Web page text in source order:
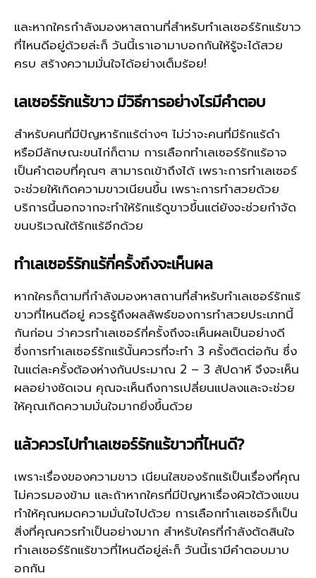
และหากใครกำลังมองหาสถานที่สำหรับทำเลเซอร์รักแร้ขาว
ที่ไหนดีอยู่ด้วยล่ะก็ วันนี้เราเอามาบอกกันให้รู้จะได้สวย
ครบ สร้างความมั่นใจได้อย่างเต็มร้อย!
เลเซอร์รักแร้ขาว มีวิธีการอย่างไรมีคำตอบ
สำหรับคนที่มีปัญหารักแร้ต่างๆ ไม่ว่าจะคนที่มีรักแร้ดำ
หรือมีลักษณะขนไก่ก็ตาม การเลือกทำเลเซอร์รักแร้อาจ
เป็นคำตอบที่คุณๆ สามารถเข้าถึงได้ เพราะการทำเลเซอร์
จะช่วยให้เกิดความขาวเนียนขึ้น เพราะการทำสวยด้วย
บริการนี้นอกจากจะทำให้รักแร้ดูขาวขึ้นแต่ยังจะช่วยกำจัด
ขนบริเวณใต้รักแร้อีกด้วย
ทำเลเซอร์รักแร้กี่ครั้งถึงจะเห็นผล
หากใครก็ตามที่กำลังมองหาสถานที่สำหรับทำเลเซอร์รักแร้
ขาวที่ไหนดีอยู่ ควรรู้ถึงผลลัพธ์ของการทำสวยประเภทนี้
กันก่อน ว่าควรทำเลเซอร์กี่ครั้งถึงจะเห็นผลเป็นอย่างดี
ซึ่งการทำเลเซอร์รักแร้นั้นควรที่จะทำ 3 ครั้งติดต่อกัน ซึ่ง
ในแต่ละครั้งต้องห่างกันประมาณ 2 – 3 สัปดาห์ จึงจะเห็น
ผลอย่างชัดเจน คุณจะเห็นถึงการเปลี่ยนแปลงและจะช่วย
ให้คุณเกิดความมั่นใจมากยิ่งขึ้นด้วย
แล้วควรไปทำเลเซอร์รักแร้ขาวที่ไหนดี?
เพราะเรื่องของความขาว เนียนใสของรักแร้เป็นเรื่องที่คุณ
ไม่ควรมองข้าม และถ้าหากใครที่มีปัญหาเรื่องผิวใต้วงแขน
ทำให้คุณหมดความมั่นใจไปด้วย การเลือกทำเลเซอร์ก็เป็น
สิ่งที่คุณควรทำเป็นอย่างมาก สำหรับใครที่กำลังตัดสินใจ
ทำเลเซอร์รักแร้ขาวที่ไหนดีอยู่ล่ะก็ วันนี้เรามีคำตอบมาบ
อกกัน